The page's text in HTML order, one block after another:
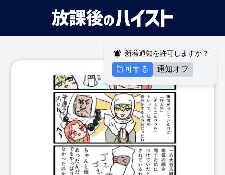
新着通知を許可しますか？
許可する 通知オフ